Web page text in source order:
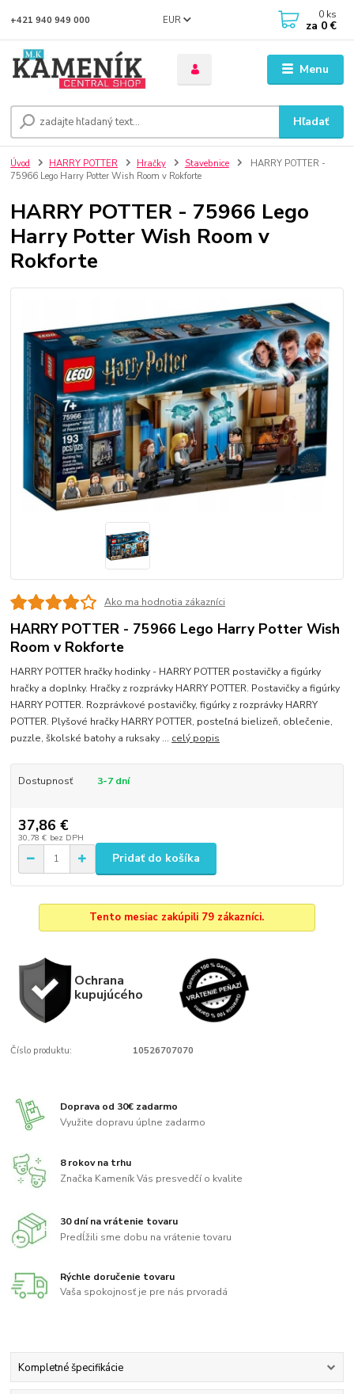
Menu
EUR
Hľadať
+421 940 949 000 0 ks
za 0 €
Úvod HARRY POTTER Hračky Stavebnice
HARRY POTTER -
75966 Lego Harry Potter Wish Room v Rokforte
HARRY POTTER - 75966 Lego
Harry Potter Wish Room v
Rokforte
Ako ma hodnotia zákazníci
HARRY POTTER - 75966 Lego Harry Potter Wish
Room v Rokforte
HARRY POTTER hračky hodinky - HARRY POTTER postavičky a figúrky
hračky a doplnky. Hračky z rozprávky HARRY POTTER. Postavičky a figúrky
HARRY POTTER. Rozprávkové postavičky, figúrky z rozprávky HARRY
POTTER. Plyšové hračky HARRY POTTER, posteľná bielizeň, oblečenie,
puzzle, školské batohy a ruksaky ... celý popis
Dostupnosť 3-7 dní
37,86 €
30,78 € bez DPH
Pridať do košíka
Tento mesiac zakúpili 79 zákazníci.
Ochrana
kupujúcého
Číslo produktu: 10526707070
Doprava od 30€ zadarmo
Využite dopravu úplne zadarmo
8 rokov na trhu
Značka Kameník Vás presvedčí o kvalite
30 dní na vrátenie tovaru
Predĺžili sme dobu na vrátenie tovaru
Rýchle doručenie tovaru
Vaša spokojnosť je pre nás prvoradá
Kompletné špecifikácie